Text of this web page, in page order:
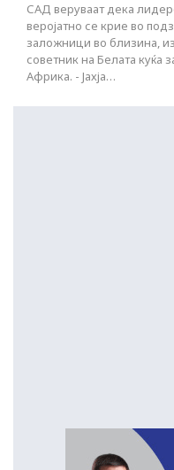
САД веруваат дека
веројатно се крие во
заложници во близина,
советник на Белата куќа
Африка. - Јахја…